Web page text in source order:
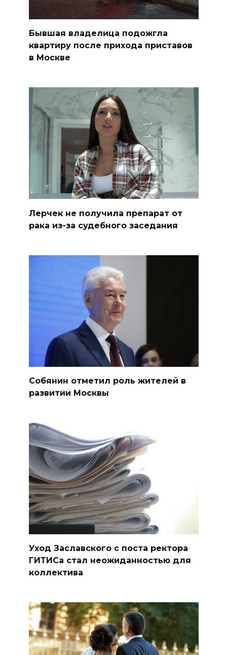
Бывшая владелица подожгла
квартиру после прихода приставов
в Москве
Лерчек не получила препарат от
рака из-за судебного заседания
Собянин отметил роль жителей в
развитии Москвы
Уход Заславского с поста ректора
ГИТИСа стал неожиданностью для
коллектива